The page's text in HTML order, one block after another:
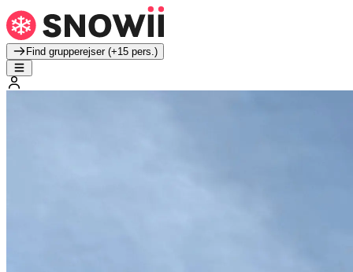
Find grupperejser (+15 pers.)